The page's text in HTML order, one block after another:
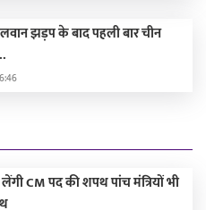
झड़प के बाद पहली बार चीन